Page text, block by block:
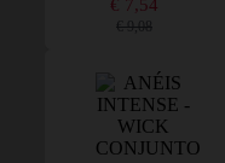
€ 7,54
€ 9,08